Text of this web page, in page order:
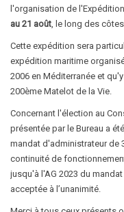
l'organisation de
au 21 août, le long des
Cette expédition sera
expédition maritime
2006 en Méditerranée et
200ème Matelot de la Vie.
Concernant l'élection au
présentée par le Bureau a
mandat d'administrateur de
continuité de
jusqu'à l'AG 2023 du
acceptée à l’unanimité.